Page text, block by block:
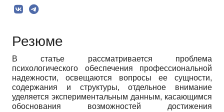
Резюме
В статье рассматривается проблема
психологического обеспечения профессиональной
надежности, освещаются вопросы ее сущности,
содержания и структуры, отдельное внимание
уделяется экспериментальным данным, касающимся
обоснования возможностей достижения